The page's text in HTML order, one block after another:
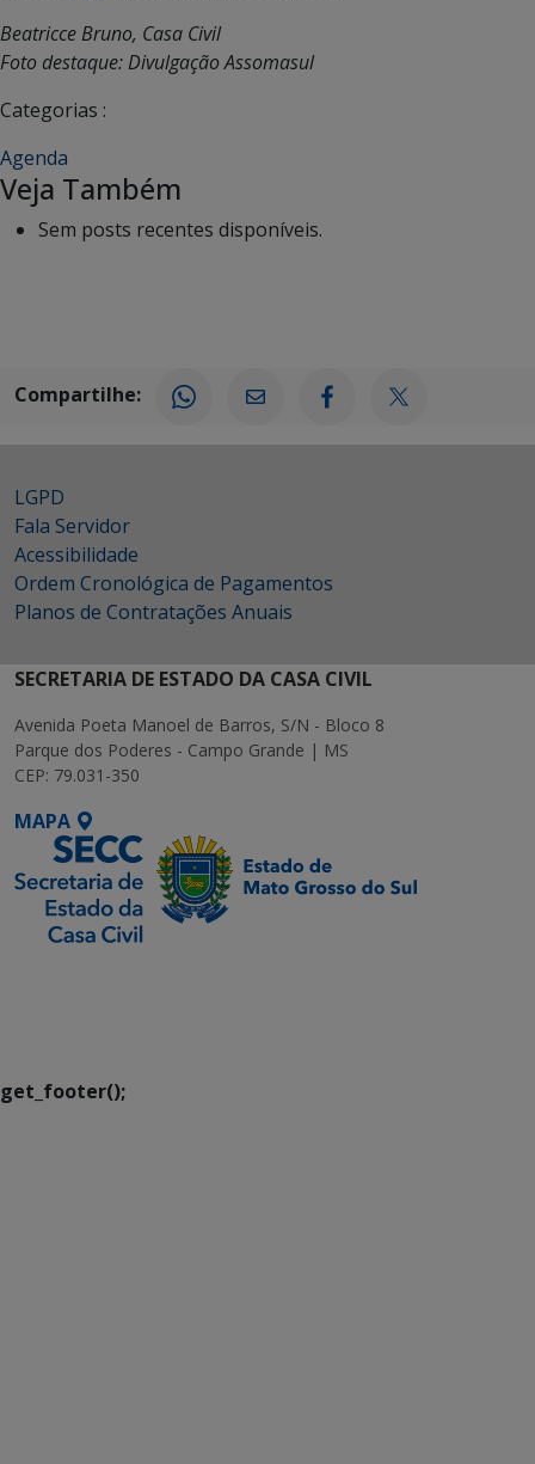
Beatricce Bruno, Casa Civil
Foto destaque: Divulgação Assomasul
Categorias :
Agenda
Veja Também
Sem posts recentes disponíveis.
Compartilhe:
LGPD
Fala Servidor
Acessibilidade
Ordem Cronológica de Pagamentos
Planos de Contratações Anuais
SECRETARIA DE ESTADO DA CASA CIVIL
Avenida Poeta Manoel de Barros, S/N - Bloco 8
Parque dos Poderes - Campo Grande | MS
CEP: 79.031-350
MAPA
get_footer();